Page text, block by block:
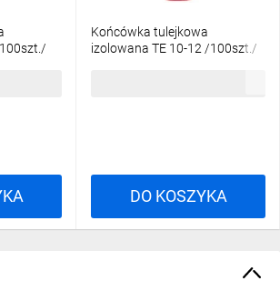
Końcówka tulejkowa
izolowana TE 10-12 /100szt./
DO KOSZYKA